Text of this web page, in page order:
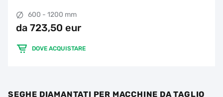
600 - 1200 mm
da 723,50 eur
DOVE ACQUISTARE
SEGHE DIAMANTATI PER MACCHINE DA TAGLIO